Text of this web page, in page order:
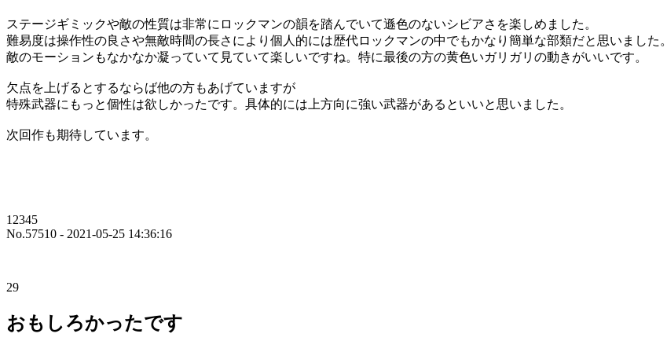
ステージギミックや敵の性質は非常にロックマンの韻を踏んでいて遜色のないシビアさを楽しめました。
難易度は操作性の良さや無敵時間の長さにより個人的には歴代ロックマンの中でもかなり簡単な部類だと思いました。
敵のモーションもなかなか凝っていて見ていて楽しいですね。特に最後の方の黄色いガリガリの動きがいいです。
欠点を上げるとするならば他の方もあげていますが
特殊武器にもっと個性は欲しかったです。具体的には上方向に強い武器があるといいと思いました。
次回作も期待しています。
12345
No.57510 - 2021-05-25 14:36:16
29
おもしろかったです